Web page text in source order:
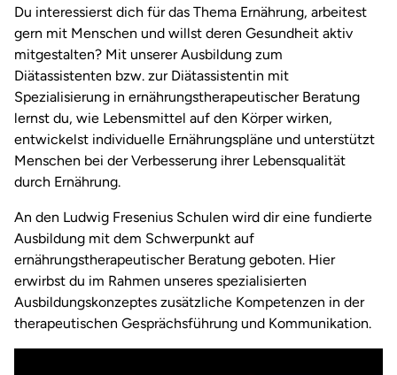
Du interessierst dich für das Thema Ernährung, arbeitest
gern mit Menschen und willst deren Gesundheit aktiv
mitgestalten? Mit unserer Ausbildung zum
Diätassistenten bzw. zur Diätassistentin mit
Spezialisierung in ernährungstherapeutischer Beratung
lernst du, wie Lebensmittel auf den Körper wirken,
entwickelst individuelle Ernährungspläne und unterstützt
Menschen bei der Verbesserung ihrer Lebensqualität
durch Ernährung.
An den Ludwig Fresenius Schulen wird dir eine fundierte
Ausbildung mit dem Schwerpunkt auf
ernährungstherapeutischer Beratung geboten. Hier
erwirbst du im Rahmen unseres spezialisierten
Ausbildungskonzeptes zusätzliche Kompetenzen in der
therapeutischen Gesprächsführung und Kommunikation.